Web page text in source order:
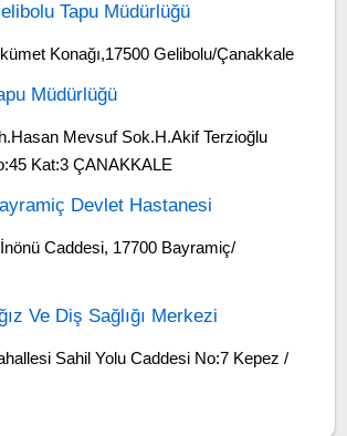
Tapu Müdürlüğü
Konağı,17500 Gelibolu/Çanakkale
Müdürlüğü
Mevsuf Sok.H.Akif Terzioğlu
Kat:3 ÇANAKKALE
Devlet Hastanesi
Caddesi, 17700 Bayramiç/
Ve Diş Sağlığı Merkezi
Sahil Yolu Caddesi No:7 Kepez /